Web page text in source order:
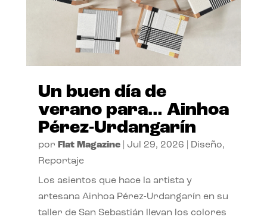
Un buen día de
verano para… Ainhoa
Pérez-Urdangarín
por Flat Magazine| Jul 29, 2026 Diseño,
Reportaje
Los asientos que hace la artista y
artesana Ainhoa Pérez-Urdangarín en su
taller de San Sebastián llevan los colores